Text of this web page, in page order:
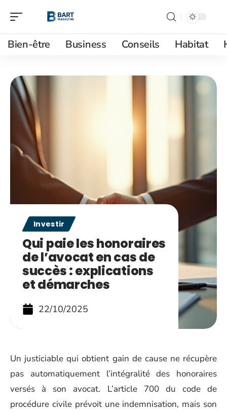
Bien-être Business Conseils Habitat
Investir
Qui paie les honoraires
de l’avocat en cas de
succès : explications
et démarches
22/10/2025
Un justiciable qui obtient gain de cause ne récupère
pas automatiquement l’intégralité des honoraires
versés à son avocat. L’article 700 du code de
procédure civile prévoit une indemnisation, mais son